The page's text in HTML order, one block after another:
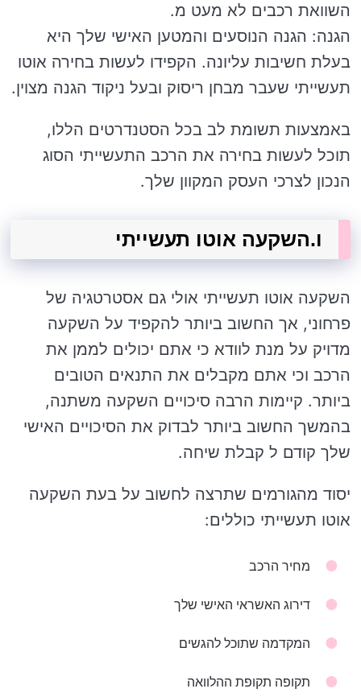
השוואת רכבים לא מעט מ.
הגנה: הגנה הנוסעים והמטען האישי שלך היא
בעלת חשיבות עליונה. הקפידו לעשות בחירה אוטו
תעשייתי שעבר מבחן ריסוק ובעל ניקוד הגנה מצוין.
באמצעות תשומת לב בכל הסטנדרטים הללו,
תוכל לעשות בחירה את הרכב התעשייתי הסוג
הנכון לצרכי העסק המקוון שלך.
ו.השקעה אוטו תעשייתי
השקעה אוטו תעשייתי אולי גם אסטרטגיה של
פרחוני, אך החשוב ביותר להקפיד על השקעה
מדויק על מנת לוודא כי אתם יכולים לממן את
הרכב וכי אתם מקבלים את התנאים הטובים
ביותר. קיימות הרבה סיכויים השקעה משתנה,
בהמשך החשוב ביותר לבדוק את הסיכויים האישי
שלך קודם ל קבלת שיחה.
יסוד מהגורמים שתרצה לחשוב על בעת ​​השקעה
אוטו תעשייתי כוללים:
מחיר הרכב
דירוג האשראי האישי שלך
המקדמה שתוכל להגשים
תקופה תקופת ההלוואה